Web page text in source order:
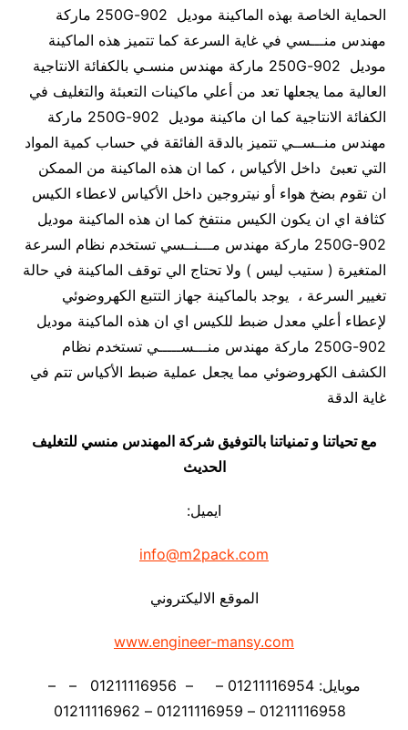
الحماية الخاصة بهذه الماكينة موديل 902-250G ماركة
مهندس منـــسي في غاية السرعة كما تتميز هذه الماكينة
موديل 902-250G ماركة مهندس منسـي بالكفائة الانتاجية
العالية مما يجعلها تعد من أعلي ماكينات التعبئة والتغليف في
الكفائة الانتاجية كما ان ماكينة موديل 902-250G ماركة
مهندس منــســي تتميز بالدقة الفائقة في حساب كمية المواد
التي تعبئ داخل الأكياس ، كما ان هذه الماكينة من الممكن
ان تقوم بضخ هواء أو نيتروجين داخل الأكياس لاعطاء الكيس
كثافة اي ان يكون الكيس منتفخ كما ان هذه الماكينة موديل
902-250G ماركة مهندس مـــنــسي تستخدم نظام السرعة
المتغيرة ( ستيب ليس ) ولا تحتاج الي توقف الماكينة في حالة
تغيير السرعة ، يوجد بالماكينة جهاز التتبع الكهروضوئي
لإعطاء أعلي معدل ضبط للكيس اي ان هذه الماكينة موديل
902-250G ماركة مهندس منـــســـــي تستخدم نظام
الكشف الكهروضوئي مما يجعل عملية ضبط الأكياس تتم في
غاية الدقة
مع تحياتنا و تمنياتنا بالتوفيق شركة المهندس منسي للتغليف
الحديث
ايميل:
info@m2pack.com
الموقع الاليكتروني
www.engineer-mansy.com
موبايل: 01211116954 – – 01211116956 – –